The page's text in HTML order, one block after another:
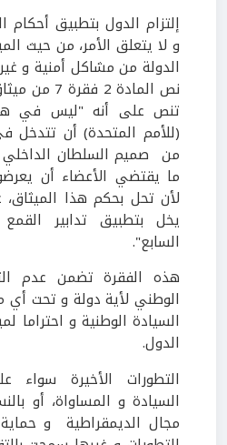
إلتزام الدول بتطبيق أحكام
و لا يتعلق الأمر، من حيث
الدولة من مشاكل أمنية و
نص المادة 2
تنص على أنه "ليس في
(للأمم المتحدة) أن تتدخل
من صميم السلطان
ما يقتضي الأعضاء أن
لأن تحل بحكم هذا
يخل بتطبيق تدابير
السابع".
هذه الفقرة تضمن عدم
الوطني لأية دولة و تحت أي
السيادة الوطنية و احتراما
الدول.
التطورات الأخيرة
السيادة و المساواة، أو
مجال الديمقراطية و